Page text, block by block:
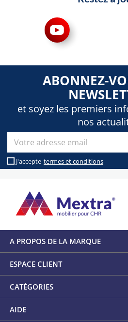
ABONNEZ-
et soyez les premiers
nos
J'accepte termes et conditions
A PROPOS DE LA MARQUE
ESPACE CLIENT
CATÉGORIES
AIDE